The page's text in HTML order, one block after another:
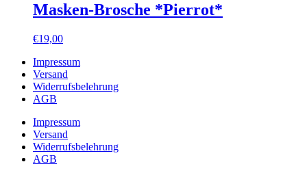
Masken-Brosche *Pierrot*
€19,00
Impressum
Versand
Widerrufsbelehrung
AGB
Impressum
Versand
Widerrufsbelehrung
AGB